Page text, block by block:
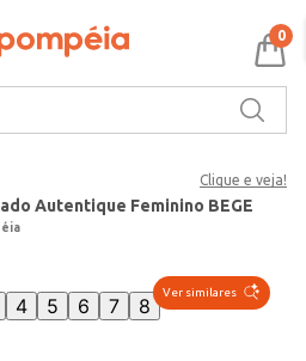
0
Clique e veja!
Autentique Feminino BEGE
Ver similares
4 5 6 7 8